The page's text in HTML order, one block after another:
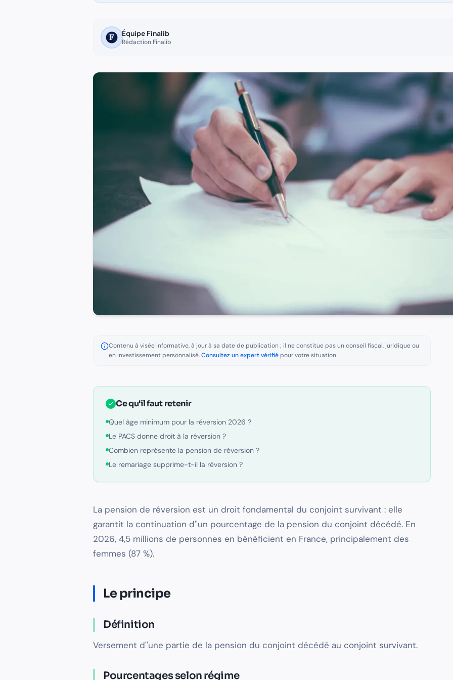
55 ans dans la plupart des régimes (parfois 50 ans selon le cas).
Le PACS donne droit à la réversion ?
Non sauf cas exceptionnels (fonctionnaires depuis 2022).
54 % CNAV + 60 % Agirc-Arrco soit environ 55-60 % de la pension totale du défunt.
CNAV : non maintenue. Agirc-Arrco : oui supprimée. Fonction publique : variable.
1 an après le décès pour effet rétroactif au mois suivant le décès.
Équipe Finalib
Rédaction Finalib
Contenu à visée informative, à jour à sa date de publication ; il ne constitue pas un conseil fiscal, juridique ou
en investissement personnalisé.Consultez un expert vérifiépour votre situation.
Ce qu'il faut retenir
Quel âge minimum pour la réversion 2026 ?
Le PACS donne droit à la réversion ?
Combien représente la pension de réversion ?
Le remariage supprime-t-il la réversion ?
La pension de réversion est un droit fondamental du conjoint survivant : elle
garantit la continuation d''un pourcentage de la pension du conjoint décédé. En
2026, 4,5 millions de personnes en bénéficient en France, principalement des
femmes (87 %).
Le principe
Définition
Versement d''une partie de la pension du conjoint décédé au conjoint survivant.
Pourcentages selon régime